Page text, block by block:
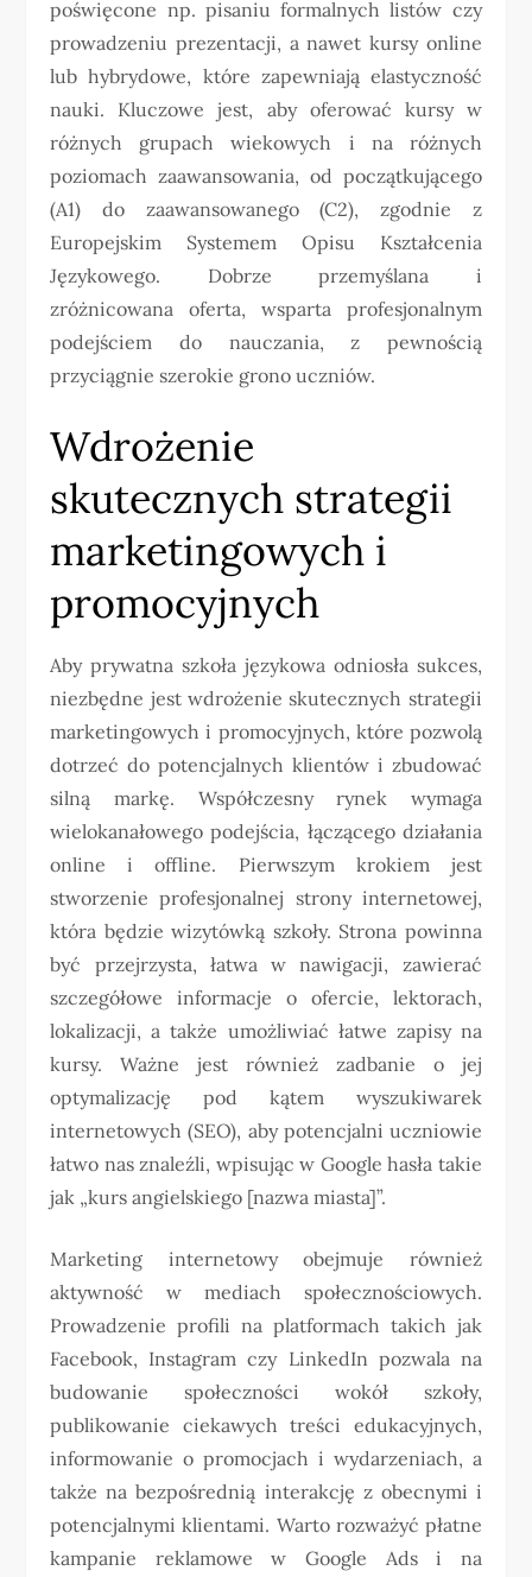
poświęcone np. pisaniu formalnych listów czy
prowadzeniu prezentacji, a nawet kursy online
lub hybrydowe, które zapewniają elastyczność
nauki. Kluczowe jest, aby oferować kursy w
różnych grupach wiekowych i na różnych
poziomach zaawansowania, od początkującego
(A1) do zaawansowanego (C2), zgodnie z
Europejskim Systemem Opisu Kształcenia
Językowego. Dobrze przemyślana i
zróżnicowana oferta, wsparta profesjonalnym
podejściem do nauczania, z pewnością
przyciągnie szerokie grono uczniów.
Wdrożenie
skutecznych strategii
marketingowych i
promocyjnych
Aby prywatna szkoła językowa odniosła sukces,
niezbędne jest wdrożenie skutecznych strategii
marketingowych i promocyjnych, które pozwolą
dotrzeć do potencjalnych klientów i zbudować
silną markę. Współczesny rynek wymaga
wielokanałowego podejścia, łączącego działania
online i offline. Pierwszym krokiem jest
stworzenie profesjonalnej strony internetowej,
która będzie wizytówką szkoły. Strona powinna
być przejrzysta, łatwa w nawigacji, zawierać
szczegółowe informacje o ofercie, lektorach,
lokalizacji, a także umożliwiać łatwe zapisy na
kursy. Ważne jest również zadbanie o jej
optymalizację pod kątem wyszukiwarek
internetowych (SEO), aby potencjalni uczniowie
łatwo nas znaleźli, wpisując w Google hasła takie
jak „kurs angielskiego [nazwa miasta]”.
Marketing internetowy obejmuje również
aktywność w mediach społecznościowych.
Prowadzenie profili na platformach takich jak
Facebook, Instagram czy LinkedIn pozwala na
budowanie społeczności wokół szkoły,
publikowanie ciekawych treści edukacyjnych,
informowanie o promocjach i wydarzeniach, a
także na bezpośrednią interakcję z obecnymi i
potencjalnymi klientami. Warto rozważyć płatne
kampanie reklamowe w Google Ads i na